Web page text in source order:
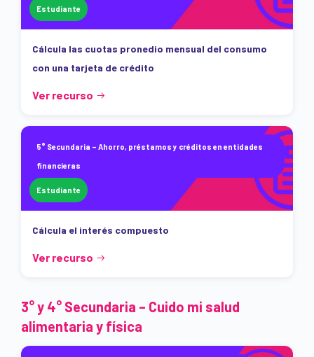
Estudiante
Cálcula las cuotas pronedio mensual del consumo
con una tarjeta de crédito
Ver recurso
5° Secundaria – Ahorro, préstamos y créditos en entidades
financieras
Estudiante
Cálcula el interés compuesto
Ver recurso
3° y 4° Secundaria – Cuido mi salud
alimentaria y física